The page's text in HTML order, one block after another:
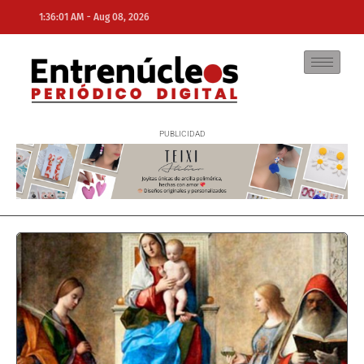
1:36:01 AM - Aug 08, 2026
NE